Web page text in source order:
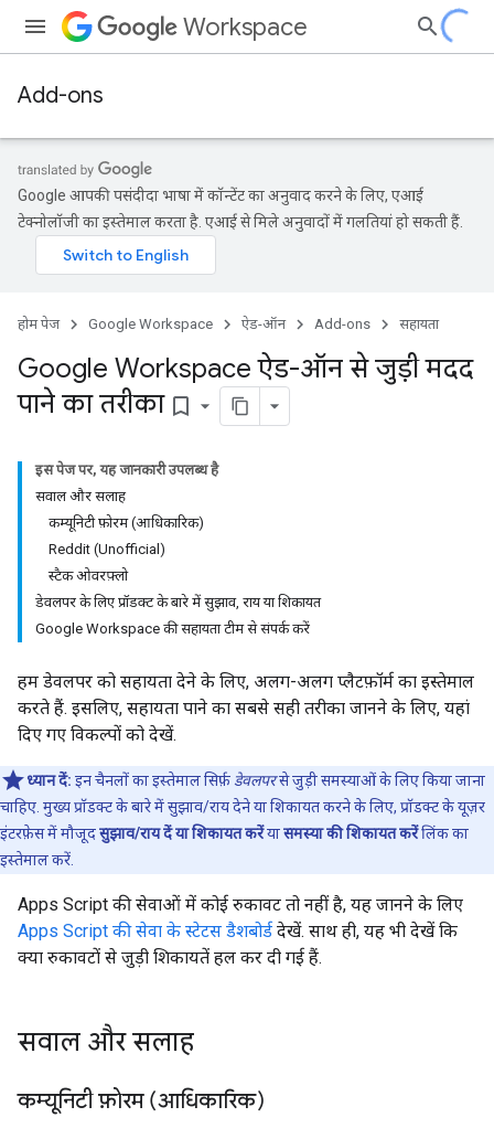
Workspace
Add-ons
Google आपकी पसंदीदा भाषा में कॉन्टेंट का अनुवाद करने के लिए, एआई
टेक्नोलॉजी का इस्तेमाल करता है. एआई से मिले अनुवादों में गलतियां हो सकती हैं.
होम पेज Google Workspace ऐड-ऑन Add-ons सहायता
Google Workspace ऐड-ऑन से जुड़ी मदद
पाने का तरीका bookmark_border
इस पेज पर, यह जानकारी उपलब्ध है
सवाल और सलाह
कम्यूनिटी फ़ोरम (आधिकारिक)
Reddit (Unofficial)
स्टैक ओवरफ़्लो
डेवलपर के लिए प्रॉडक्ट के बारे में सुझाव, राय या शिकायत
Google Workspace की सहायता टीम से संपर्क करें
हम डेवलपर को सहायता देने के लिए, अलग-अलग प्लैटफ़ॉर्म का इस्तेमाल
करते हैं. इसलिए, सहायता पाने का सबसे सही तरीका जानने के लिए, यहां
दिए गए विकल्पों को देखें.
ध्यान दें: इन चैनलों का इस्तेमाल सिर्फ़ डेवलपरसे जुड़ी समस्याओं के लिए किया जाना
चाहिए. मुख्य प्रॉडक्ट के बारे में सुझाव/राय देने या शिकायत करने के लिए, प्रॉडक्ट के यूज़र
इंटरफ़ेस में मौजूदसुझाव/राय दें या शिकायत करेंयासमस्या की शिकायत करेंलिंक का
इस्तेमाल करें.
Apps Script की सेवाओं में कोई रुकावट तो नहीं है, यह जानने के लिए
Apps Script की सेवा के स्टेटस डैशबोर्ड देखें. साथ ही, यह भी देखें कि
क्या रुकावटों से जुड़ी शिकायतें हल कर दी गई हैं.
सवाल और सलाह
कम्यूनिटी फ़ोरम (आधिकारिक)